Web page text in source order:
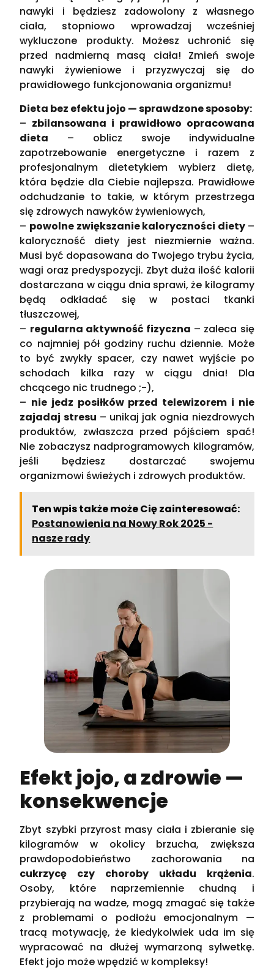
nawyki i będziesz zadowolony z własnego
ciała, stopniowo wprowadzaj wcześniej
wykluczone produkty. Możesz uchronić się
przed nadmierną masą ciała! Zmień swoje
nawyki żywieniowe i przyzwyczaj się do
prawidłowego funkcjonowania organizmu!
Dieta bez efektu jojo — sprawdzone sposoby:
– zbilansowana i prawidłowo opracowana
dieta – oblicz swoje indywidualne
zapotrzebowanie energetyczne i razem z
profesjonalnym dietetykiem wybierz dietę,
która będzie dla Ciebie najlepsza. Prawidłowe
odchudzanie to takie, w którym przestrzega
się zdrowych nawyków żywieniowych,
– powolne zwiększanie kaloryczności diety –
kaloryczność diety jest niezmiernie ważna.
Musi być dopasowana do Twojego trybu życia,
wagi oraz predyspozycji. Zbyt duża ilość kalorii
dostarczana w ciągu dnia sprawi, że kilogramy
będą odkładać się w postaci tkanki
tłuszczowej,
– regularna aktywność fizyczna – zaleca się
co najmniej pół godziny ruchu dziennie. Może
to być zwykły spacer, czy nawet wyjście po
schodach kilka razy w ciągu dnia! Dla
chcącego nic trudnego ;-),
– nie jedz posiłków przed telewizorem i nie
zajadaj stresu – unikaj jak ognia niezdrowych
produktów, zwłaszcza przed pójściem spać!
Nie zobaczysz nadprogramowych kilogramów,
jeśli będziesz dostarczać swojemu
organizmowi świeżych i zdrowych produktów.
Ten wpis także może Cię zainteresować:
Postanowienia na Nowy Rok 2025 -
nasze rady
Efekt jojo, a zdrowie —
konsekwencje
Zbyt szybki przyrost masy ciała i zbieranie się
kilogramów w okolicy brzucha, zwiększa
prawdopodobieństwo zachorowania na
cukrzycę czy choroby układu krążenia.
Osoby, które naprzemiennie chudną i
przybierają na wadze, mogą zmagać się także
z problemami o podłożu emocjonalnym —
tracą motywację, że kiedykolwiek uda im się
wypracować na dłużej wymarzoną sylwetkę.
Efekt jojo może wpędzić w kompleksy!